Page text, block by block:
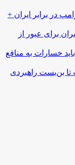
در برابر ایران +
برای عبور از
خسارات به منافع
تا بن‌بست راهبردی